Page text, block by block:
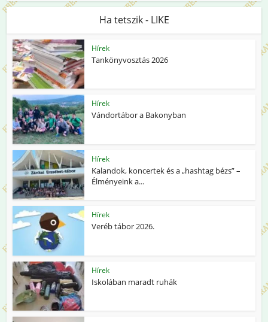
Ha tetszik - LIKE
Hírek
Tankönyvosztás 2026
Hírek
Vándortábor a Bakonyban
Hírek
Kalandok, koncertek és a „hashtag bézs” –
Élményeink a...
Hírek
Veréb tábor 2026.
Hírek
Iskolában maradt ruhák